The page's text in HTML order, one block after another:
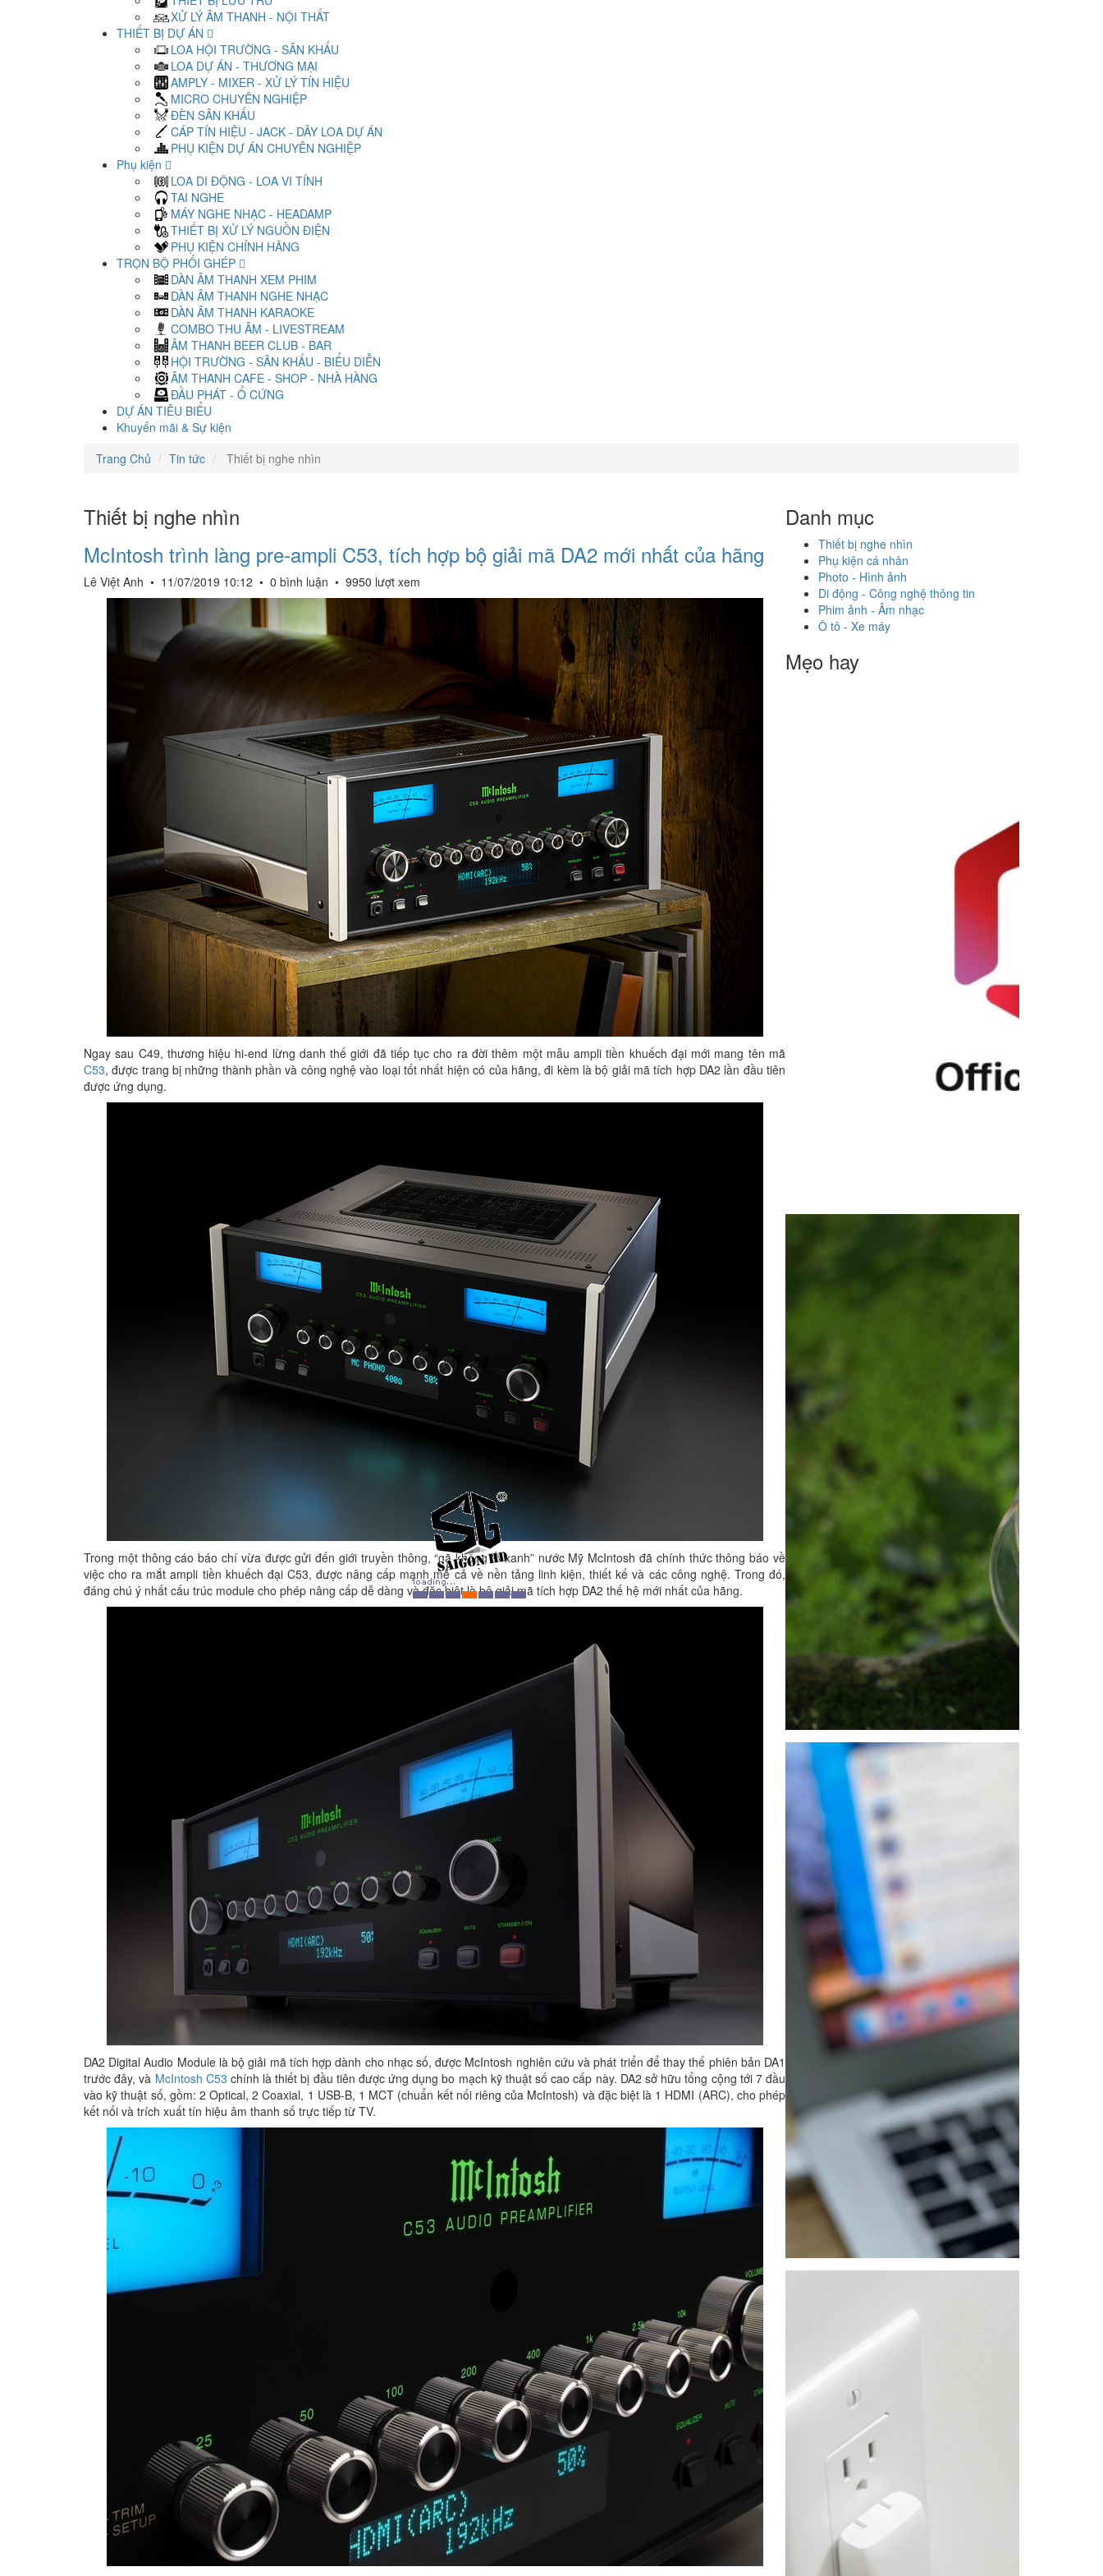
XỬ LÝ ÂM THANH - NỘI THẤT
THIẾT BỊ DỰ ÁN
LOA HỘI TRƯỜNG - SÂN KHẤU
LOA DỰ ÁN - THƯƠNG MẠI
AMPLY - MIXER - XỬ LÝ TÍN HIỆU
MICRO CHUYÊN NGHIỆP
ĐÈN SÂN KHẤU
CÁP TÍN HIỆU - JACK - DÂY LOA DỰ ÁN
PHỤ KIỆN DỰ ÁN CHUYÊN NGHIỆP
Phụ kiện
LOA DI ĐỘNG - LOA VI TÍNH
TAI NGHE
MÁY NGHE NHẠC - HEADAMP
THIẾT BỊ XỬ LÝ NGUỒN ĐIỆN
PHỤ KIỆN CHÍNH HÃNG
TRỌN BỘ PHỐI GHÉP
DÀN ÂM THANH XEM PHIM
DÀN ÂM THANH NGHE NHẠC
DÀN ÂM THANH KARAOKE
COMBO THU ÂM - LIVESTREAM
ÂM THANH BEER CLUB - BAR
HỘI TRƯỜNG - SÂN KHẤU - BIỂU DIỄN
ÂM THANH CAFE - SHOP - NHÀ HÀNG
ĐẦU PHÁT - Ổ CỨNG
DỰ ÁN TIÊU BIỂU
Khuyến mãi & Sự kiện
Trang Chủ
Tin tức Thiết bị nghe nhìn
Thiết bị nghe nhìn
McIntosh trình làng pre-ampli C53, tích hợp bộ giải mã DA2 mới nhất của hãng
Lê Việt Anh • 11/07/2019 10:12 • 0 bình luận • 9950 lượt xem
Ngay sau C49, thương hiệu hi-end lừng danh thế giới đã tiếp tục cho ra đời thêm một mẫu ampli tiền khuếch đại mới mang tên mã
C53, được trang bị những thành phần và công nghệ vào loại tốt nhất hiện có của hãng, đi kèm là bộ giải mã tích hợp DA2 lần đầu tiên
được ứng dụng.
Trong một thông cáo báo chí vừa được gửi đến giới truyền thông, “gã khổng lồ xanh” nước Mỹ McIntosh đã chính thức thông báo về
việc cho ra mắt ampli tiền khuếch đại C53, được nâng cấp mạnh mẽ cả về nền tảng linh kiện, thiết kế và các công nghệ. Trong đó,
đáng chú ý nhất cấu trúc module cho phép nâng cấp dễ dàng và đặc biệt là bộ giải mã tích hợp DA2 thế hệ mới nhất của hãng.
DA2 Digital Audio Module là bộ giải mã tích hợp dành cho nhạc số, được McIntosh nghiên cứu và phát triển để thay thế phiên bản DA1
trước đây, và McIntosh C53 chính là thiết bị đầu tiên được ứng dụng bo mạch kỹ thuật số cao cấp này. DA2 sở hữu tổng cộng tới 7 đầu
vào kỹ thuật số, gồm: 2 Optical, 2 Coaxial, 1 USB-B, 1 MCT (chuẩn kết nối riêng của McIntosh) và đặc biệt là 1 HDMI (ARC), cho phép
kết nối và trích xuất tín hiệu âm thanh số trực tiếp từ TV.
Danh mục
Thiết bị nghe nhìn
Phụ kiện cá nhân
Photo - Hình ảnh
Di động - Công nghệ thông tin
Phim ảnh - Âm nhạc
Ô tô - Xe máy
Mẹo hay